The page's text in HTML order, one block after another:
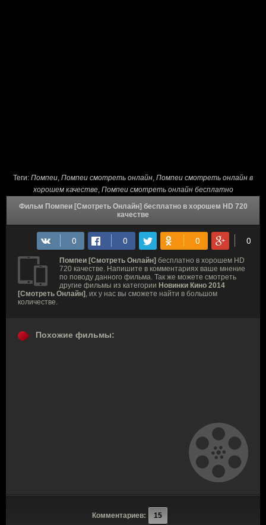
Теги: Помпеи, Помпеи смотреть онлайн, Помпеи смотреть онлайн в
хорошем качестве, Помпеи смотреть онлайн бесплатно
Фильм Помпеи [Смотреть Онлайн] бесплатно в хорошем HD 720
качестве
Помпеи [Смотреть Онлайн] бесплатно в хорошем HD
720 качестве. Напишите в комментариях ваше мнение
по поводу данного фильма. Так же можете смотреть
другие фильмы из категории Новинки Кино 2014
[Смотреть Онлайн] , их у нас вы сможете найти в большом
количестве.
Похожие фильмы:
Комментариев: 15